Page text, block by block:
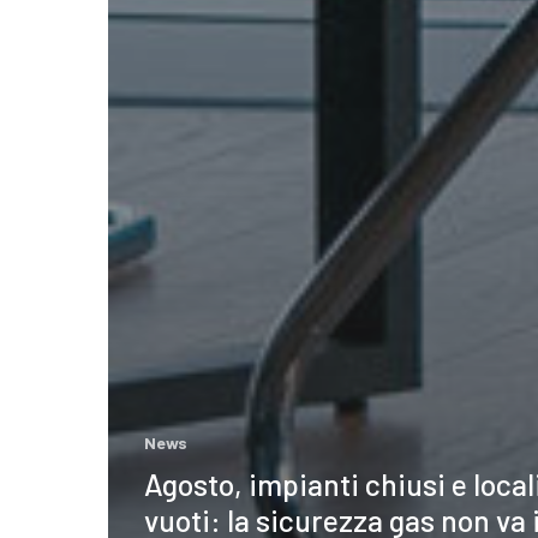
News
Agosto, impianti chiusi e
vuoti: la sicurezza gas non va